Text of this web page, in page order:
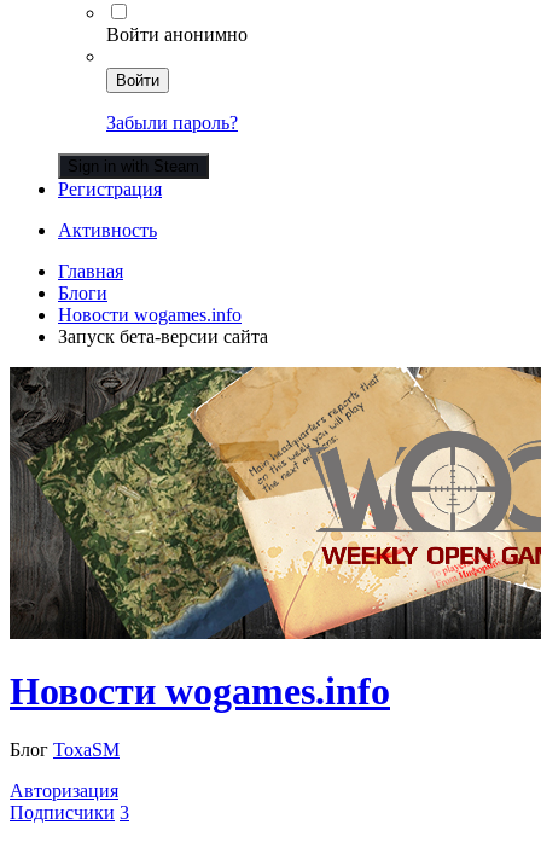
Войти анонимно
Войти
Забыли пароль?
Sign in with Steam
Регистрация
Активность
Главная
Блоги
Новости wogames.info
Запуск бета-версии сайта
Новости wogames.info
Блог ToxaSM
Авторизация
Подписчики 3